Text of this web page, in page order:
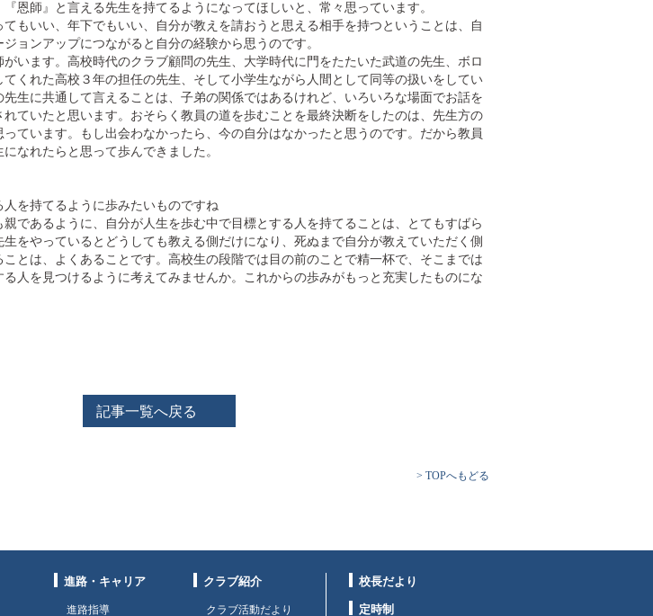
恩師』と言える先生を持てるようになってほしいと、常々思っています。
もいい、年下でもいい、自分が教えを請おうと思える相手を持つということは、自
ョンアップにつながると自分の経験から思うのです。
います。高校時代のクラブ顧問の先生、大学時代に門をたたいた武道の先生、ボロ
くれた高校３年の担任の先生、そして小学生ながら人間として同等の扱いをしてい
生に共通して言えることは、子弟の関係ではあるけれど、いろいろな場面でお話を
ていたと思います。おそらく教員の道を歩むことを最終決断をしたのは、先生方の
ています。もし出会わなかったら、今の自分はなかったと思うのです。だから教員
なれたらと思って歩んできました。
を持てるように歩みたいものですね
であるように、自分が人生を歩む中で目標とする人を持てることは、とてもすばら
をやっているとどうしても教える側だけになり、死ぬまで自分が教えていただく側
とは、よくあることです。高校生の段階では目の前のことで精一杯で、そこまでは
人を見つけるように考えてみませんか。これからの歩みがもっと充実したものにな
記事一覧へ戻る
> TOPへもどる
進路・キャリア
進路指導
クラブ紹介
クラブ活動だより
校長だより
定時制